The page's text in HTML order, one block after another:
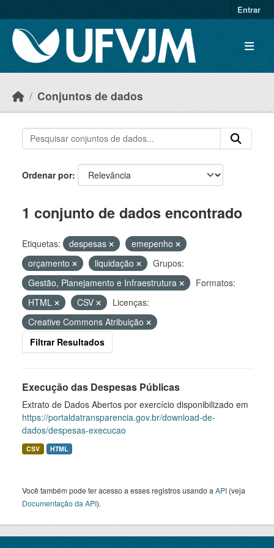
Entrar
Conjuntos de dados
Ordenar por
1 conjunto de dados encontrado
Etiquetas: despesas
emepenho
orçamento
liquidação
Grupos:
Gestão, Planejamento e Infraestrutura
Formatos:
HTML
CSV
Licenças:
Creative Commons Atribuição
Filtrar Resultados
Execução das Despesas Públicas
Extrato de Dados Abertos por exercício disponibilizado em
https://portaldatransparencia.gov.br/download-de-
dados/despesas-execucao
CSV HTML
Você também pode ter acesso a esses registros usando a API (veja
Documentação da API).